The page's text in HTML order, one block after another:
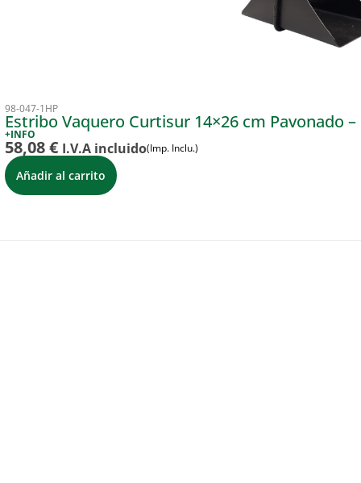
98-047-1HP
Estribo Vaquero Curtisur 14×26 cm Pavonado
+INFO
58,08€ I.V.A incluido(Imp. Inclu.)
Añadir al carrito